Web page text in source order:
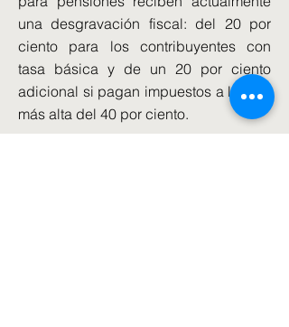
una desgravación fiscal: del 20 por
ciento para los contribuyentes con
tasa básica y de un 20 por ciento
adicional si pagan impuestos a la tasa
más alta del 40 por ciento.